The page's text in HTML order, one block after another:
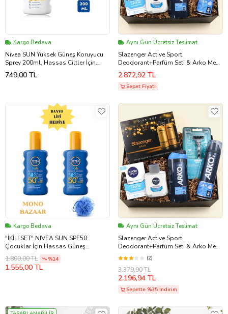
Kargo Bedava
Nivea SUN Yüksek Güneş Koruyucu
Sprey 200ml, Hassas Ciltler İçin
Yatıştırıcı, UVA Koruması, Anında
Koruma
749,00 TL
Aynı Gün Ücretsiz Teslimat
Slazenger Active Sport
Deodorant+Parfüm Seti & Arko Men
Tıraş Köpüğü & Tıraş Bıçağı & Nıvea
Tıraş Sonrası Losyon & Arko Men
Tıraş Kolonyası Hediye Seti
2.872,92 TL
Sepet Fiyatı
Kargo Bedava
"İKİLİ SET" NIVEA SUN SPF50
Çocuklar İçin Hassas Güneş
Koruyucu Vücut Spreyi 200ml
1.800,00 TL %14
1.555,00 TL
Aynı Gün Ücretsiz Teslimat
Slazenger Active Sport
Deodorant+Parfüm Seti & Arko Men
Tıraş Köpüğü & Tıraş Bıçağı & Nıvea
Tıraş Sonrası Losyon & Arko Men
Tıraş Kolonyası Hediye Seti
(2)
3.379,90 TL
2.196,94 TL
Sepette %35 İndirim